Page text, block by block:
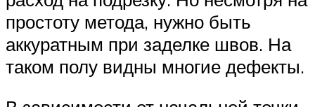
простоту метода, нужно быть
аккуратным при заделке швов. На
таком полу видны многие дефекты.